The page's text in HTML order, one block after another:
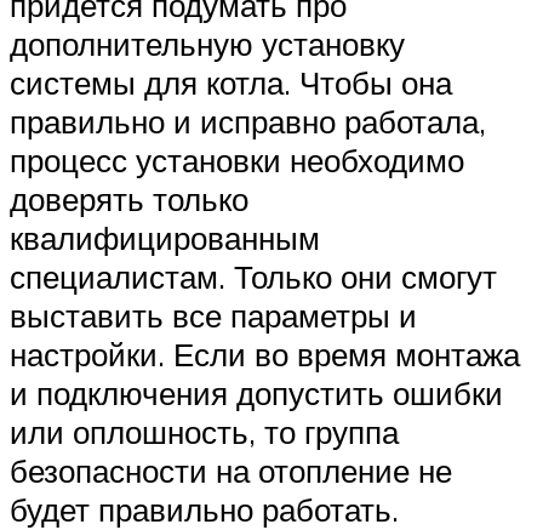
дополнительную установку
системы для котла. Чтобы она
правильно и исправно работала,
процесс установки необходимо
доверять только
квалифицированным
специалистам. Только они смогут
выставить все параметры и
настройки. Если во время монтажа
и подключения допустить ошибки
или оплошность, то группа
безопасности на отопление не
будет правильно работать.